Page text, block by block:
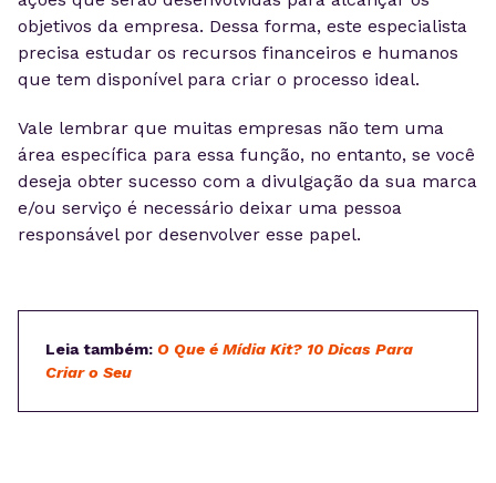
objetivos da empresa. Dessa forma, este especialista
precisa estudar os recursos financeiros e humanos
que tem disponível para criar o processo ideal.
Vale lembrar que muitas empresas não tem uma
área específica para essa função, no entanto, se você
deseja obter sucesso com a divulgação da sua marca
e/ou serviço é necessário deixar uma pessoa
responsável por desenvolver esse papel.
Leia também: O Que é Mídia Kit? 10 Dicas Para
Criar o Seu